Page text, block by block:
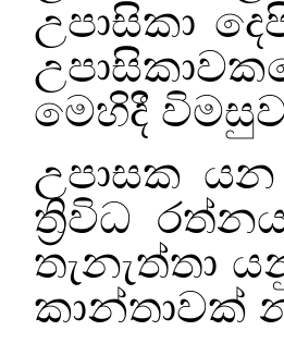
උපාසිකා
මෙහිදී
උපාසක
ත්‍රිවිධ
තැනැත්තා
කාන්තාවක්